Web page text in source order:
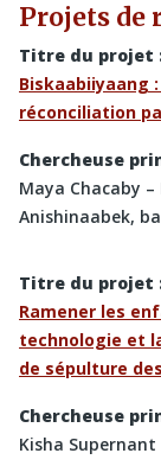
Projets de
Titre du projet
Biskaabiiyaang
réconciliation
Chercheuse
Maya Chacaby
Anishinaabek,
Titre du projet
Ramener les
technologie et
de sépulture
Chercheuse
Kisha Supernant